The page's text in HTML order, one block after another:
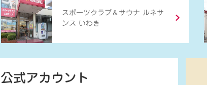
スポーツクラブ ＆ サウナ ルネサ
ンス いわき
公式アカウント